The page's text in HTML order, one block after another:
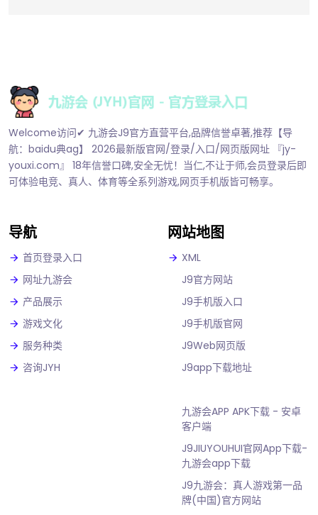
Welcome访问✔ 九游会J9官方直营平台,品牌信誉卓著,推荐【导
航：baidu典ag】 2026最新版官网/登录/入口/网页版网址 『jy-
youxi.com』 18年信誉口碑,安全无忧！当仁,不让于师,会员登录后即
可体验电竞、真人、体育等全系列游戏,网页手机版皆可畅享。
导航
首页登录入口
网址九游会
产品展示
游戏文化
服务种类
咨询JYH
网站地图
XML
J9官方网站
J9手机版入口
J9手机版官网
J9Web网页版
J9app下载地址
九游会APP APK下载 - 安卓
客户端
J9JIUYOUHUI官网App下载-
九游会app下载
J9九游会：真人游戏第一品
牌(中国)官方网站